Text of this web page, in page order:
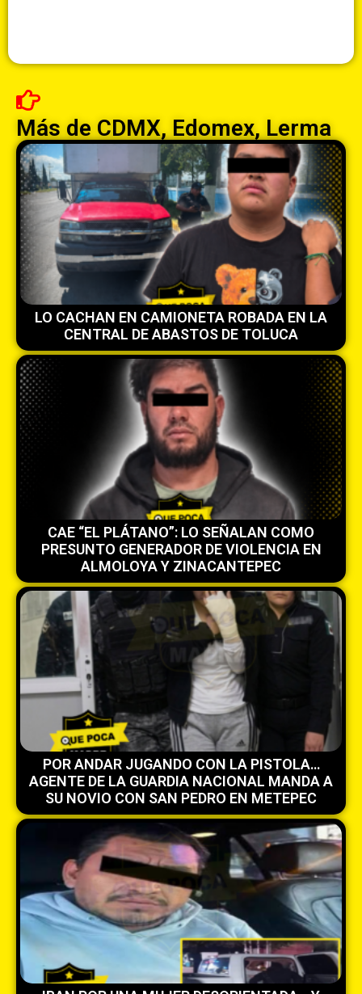
Más de CDMX, Edomex, Lerma
LO CACHAN EN CAMIONETA ROBADA EN LA
CENTRAL DE ABASTOS DE TOLUCA
CAE “EL PLÁTANO”: LO SEÑALAN COMO
PRESUNTO GENERADOR DE VIOLENCIA EN
ALMOLOYA Y ZINACANTEPEC
POR ANDAR JUGANDO CON LA PISTOLA…
AGENTE DE LA GUARDIA NACIONAL MANDA A
SU NOVIO CON SAN PEDRO EN METEPEC